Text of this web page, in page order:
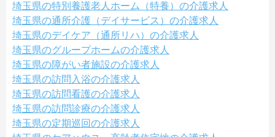
埼玉県の特別養護老人ホーム（特養）の介護求人
埼玉県の通所介護（デイサービス）の介護求人
埼玉県のデイケア（通所リハ）の介護求人
埼玉県のグループホームの介護求人
埼玉県の障がい者施設の介護求人
埼玉県の訪問入浴の介護求人
埼玉県の訪問看護の介護求人
埼玉県の訪問診療の介護求人
埼玉県の定期巡回の介護求人